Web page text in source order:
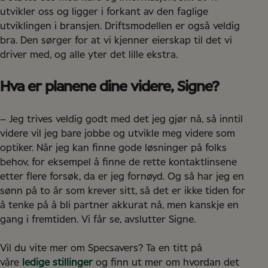
utvikler oss og ligger i forkant av den faglige
utviklingen i bransjen. Driftsmodellen er også veldig
bra. Den sørger for at vi kjenner eierskap til det vi
driver med, og alle yter det lille ekstra.
Hva er planene dine videre, Signe?
– Jeg trives veldig godt med det jeg gjør nå, så inntil
videre vil jeg bare jobbe og utvikle meg videre som
optiker. Når jeg kan finne gode løsninger på folks
behov, for eksempel å finne de rette kontaktlinsene
etter flere forsøk, da er jeg fornøyd. Og så har jeg en
sønn på to år som krever sitt, så det er ikke tiden for
å tenke på å bli partner akkurat nå, men kanskje en
gang i fremtiden. Vi får se, avslutter Signe.
Vil du vite mer om Specsavers? Ta en titt på
våre ledige stillinger og finn ut mer om hvordan det